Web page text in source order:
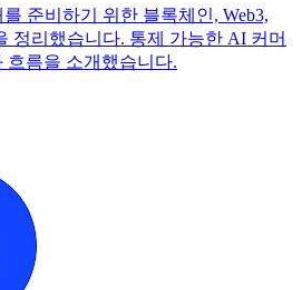
준비하기 위한 블록체인, Web3,
정리했습니다. 통제 가능한 AI 커머
흐름을 소개했습니다.